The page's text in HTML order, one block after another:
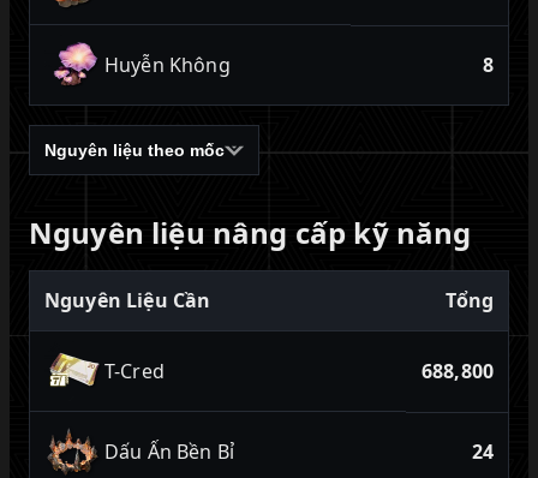
Huyễn Không 8
Nguyên liệu theo mốc
Nguyên liệu nâng cấp kỹ năng
Nguyên Liệu Cần Tổng
T-Cred 688,800
Dấu Ấn Bền Bỉ 24